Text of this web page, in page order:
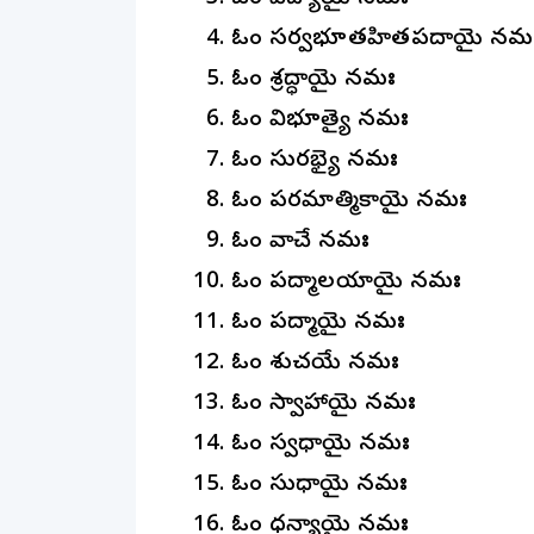
ఓం సర్వభూతహితప్రదాయై
ఓం శ్రద్ధాయై నమః
ఓం విభూత్యై నమః
ఓం సురభ్యై నమః
ఓం పరమాత్మికాయై నమః
ఓం వాచే నమః
ఓం పద్మాలయాయై నమః
ఓం పద్మాయై నమః
ఓం శుచయే నమః
ఓం స్వాహాయై నమః
ఓం స్వధాయై నమః
ఓం సుధాయై నమః
ఓం ధన్యాయై నమః